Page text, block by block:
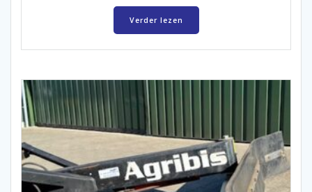
Verder lezen